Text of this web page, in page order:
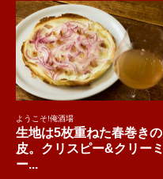
ようこそ!俺酒場
生地は5枚重ねた春巻きの
皮。クリスピー&クリーミ
ー...